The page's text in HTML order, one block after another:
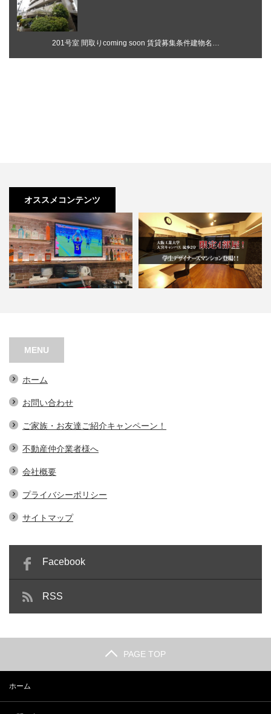
201号室 間取りcoming soon 賃貸募集条件建物名…
オススメコンテンツ
ＡＳＧＬ BAR
MENU
ホーム
お問い合わせ
ご家族・お友達ご紹介キャンペーン！
不動産仲介業者様へ
会社概要
プライバシーポリシー
サイトマップ
Facebook
RSS
PAGE TOP
ホーム